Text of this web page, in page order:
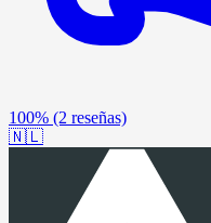
100% (2 reseñas)
🇳🇱